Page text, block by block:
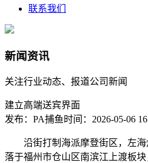
联系我们
新闻资讯
关注行业动态、报道公司新闻
建立高端送宾界面
发布：PA捕鱼时间：2026-05-06
沿街打制海派摩登街区，左海
落于福州市仓山区南滨江上渡板块